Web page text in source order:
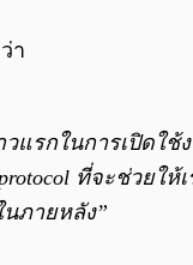
า
แรกในการเปิดใช้ง
ที่จะช่วยให้
นภายหลัง”